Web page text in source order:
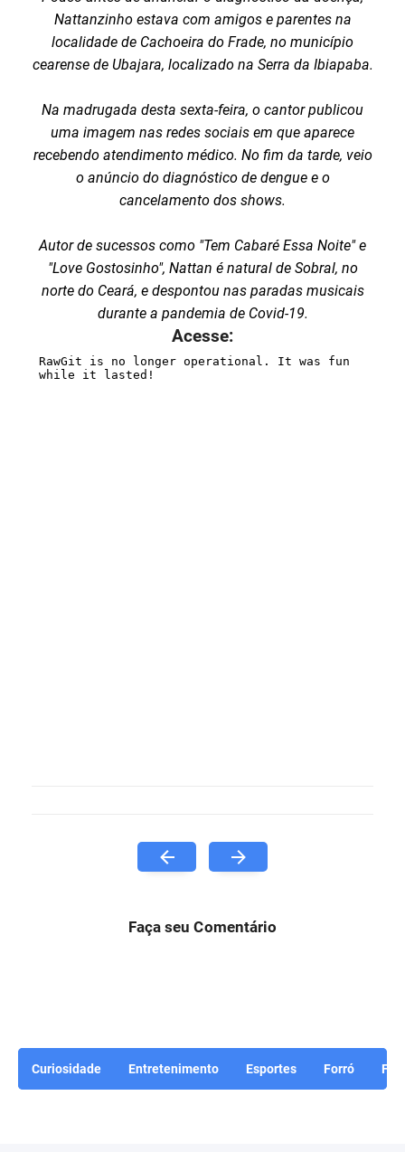
Nattanzinho estava com amigos e parentes na
localidade de Cachoeira do Frade, no município
cearense de Ubajara, localizado na Serra da Ibiapaba.
Na madrugada desta sexta-feira, o cantor publicou
uma imagem nas redes sociais em que aparece
recebendo atendimento médico. No fim da tarde, veio
o anúncio do diagnóstico de dengue e o
cancelamento dos shows.
Autor de sucessos como "Tem Cabaré Essa Noite" e
"Love Gostosinho", Nattan é natural de Sobral, no
norte do Ceará, e despontou nas paradas musicais
durante a pandemia de Covid-19.
Acesse:
Faça seu Comentário
Curiosidade Entretenimento Esportes Forró